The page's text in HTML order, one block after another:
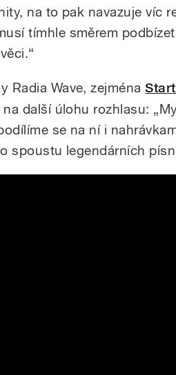
na to pak navazuje víc
tímhle směrem
Radia Wave, zejména
další úlohu rozhlasu:
se na ní i
spoustu legendárních